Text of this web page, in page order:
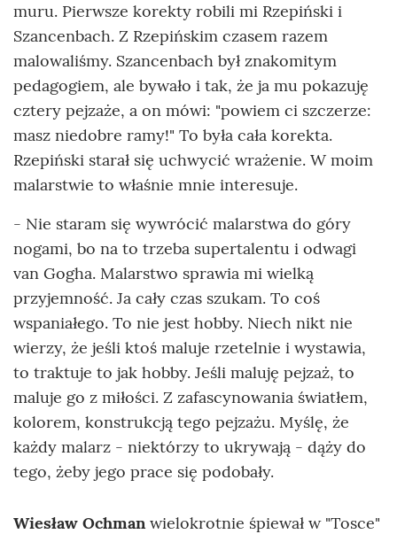
muru. Pierwsze korekty robili mi Rzepiński i
Szancenbach. Z Rzepińskim czasem razem
malowaliśmy. Szancenbach był znakomitym
pedagogiem, ale bywało i tak, że ja mu pokazuję
cztery pejzaże, a on mówi: "powiem ci szczerze:
masz niedobre ramy!" To była cała korekta.
Rzepiński starał się uchwycić wrażenie. W moim
malarstwie to właśnie mnie interesuje.
- Nie staram się wywrócić malarstwa do góry
nogami, bo na to trzeba supertalentu i odwagi
van Gogha. Malarstwo sprawia mi wielką
przyjemność. Ja cały czas szukam. To coś
wspaniałego. To nie jest hobby. Niech nikt nie
wierzy, że jeśli ktoś maluje rzetelnie i wystawia,
to traktuje to jak hobby. Jeśli maluję pejzaż, to
maluje go z miłości. Z zafascynowania światłem,
kolorem, konstrukcją tego pejzażu. Myślę, że
każdy malarz - niektórzy to ukrywają - dąży do
tego, żeby jego prace się podobały.
Wiesław Ochmanwielokrotnie śpiewał w "Tosce"